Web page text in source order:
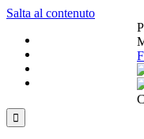
Salta al contenuto